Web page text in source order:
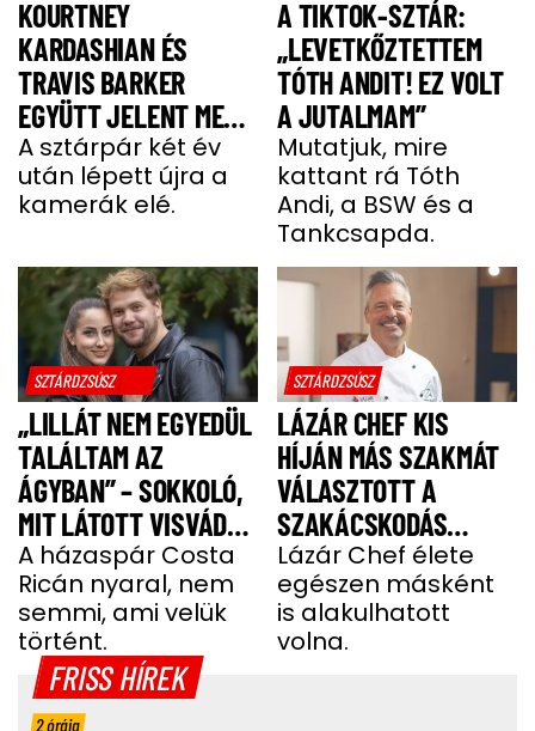
KOURTNEY
KARDASHIAN ÉS
TRAVIS BARKER
EGYÜTT JELENT MEG
A VÖRÖS SZŐNYEGEN
A sztárpár két év
után lépett újra a
kamerák elé.
A TIKTOK-SZTÁR:
„LEVETKŐZTETTEM
TÓTH ANDIT! EZ VOLT
A JUTALMAM”
Mutatjuk, mire
kattant rá Tóth
Andi, a BSW és a
Tankcsapda.
SZTÁRDZSÚSZ
„LILLÁT NEM EGYEDÜL
TALÁLTAM AZ
ÁGYBAN” – SOKKOLÓ,
MIT LÁTOTT VISVÁDER
TAMÁS
A házaspár Costa
Ricán nyaral, nem
semmi, ami velük
történt.
SZTÁRDZSÚSZ
LÁZÁR CHEF KIS
HÍJÁN MÁS SZAKMÁT
VÁLASZTOTT A
SZAKÁCSKODÁS
HELYETT
Lázár Chef élete
egészen másként
is alakulhatott
volna.
FRISS HÍREK
2 órája